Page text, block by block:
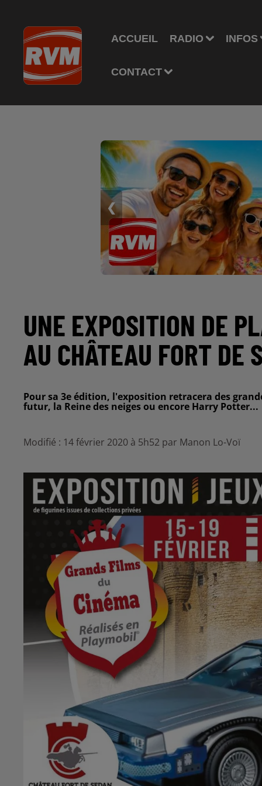
ACCUEIL RADIO INFOS
CONTACT
❮
UNE EXPOSITION DE
AU CHÂTEAU FORT DE
Pour sa 3e édition, l'exposition retracera des
futur, la Reine des neiges ou encore Harry Potter...
Modifié : 14 février 2020 à 5h52 par Manon Lo-Voï